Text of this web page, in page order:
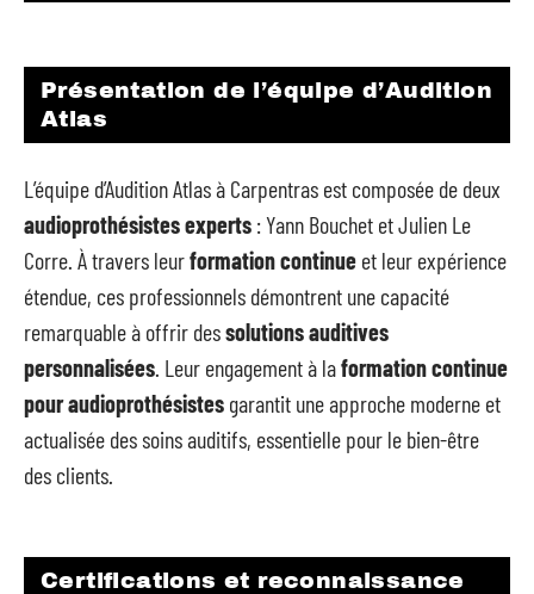
Présentation de l’équipe d’Audition
Atlas
L’équipe d’Audition Atlas à Carpentras est composée de deux
audioprothésistes experts : Yann Bouchet et Julien Le
Corre. À travers leurformation continue et leur expérience
étendue, ces professionnels démontrent une capacité
remarquable à offrir dessolutions auditives
personnalisées . Leur engagement à laformation continue
pour audioprothésistes garantit une approche moderne et
actualisée des soins auditifs, essentielle pour le bien-être
des clients.
Certifications et reconnaissance